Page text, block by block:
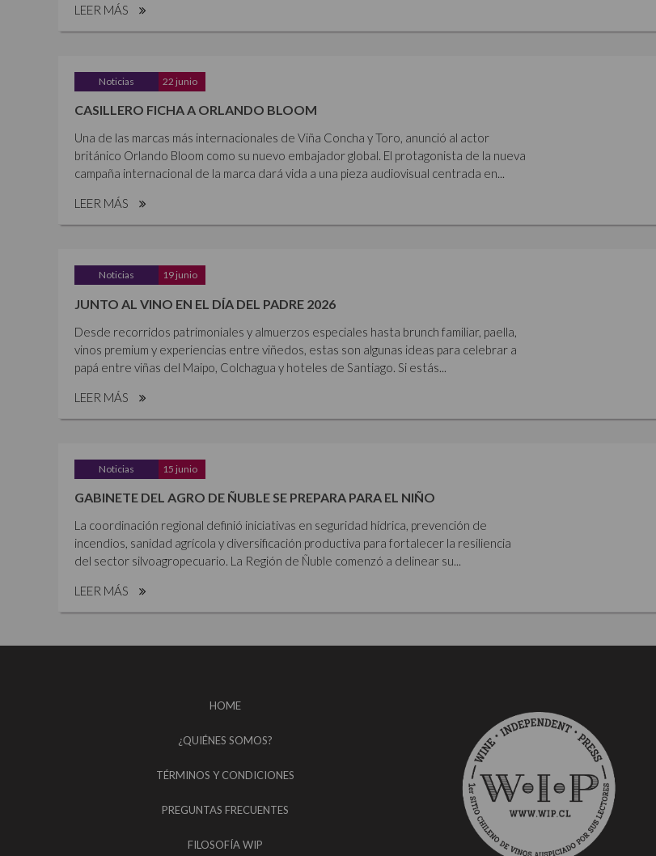
LEER MÁS
Noticias 22 junio
CASILLERO FICHA A ORLANDO BLOOM
Una de las marcas más internacionales de Viña Concha y Toro, anunció al actor
británico Orlando Bloom como su nuevo embajador global. El protagonista de la nueva
campaña internacional de la marca dará vida a una pieza audiovisual centrada en...
LEER MÁS
Noticias 19 junio
JUNTO AL VINO EN EL DÍA DEL PADRE 2026
Desde recorridos patrimoniales y almuerzos especiales hasta brunch familiar, paella,
vinos premium y experiencias entre viñedos, estas son algunas ideas para celebrar a
papá entre viñas del Maipo, Colchagua y hoteles de Santiago. Si estás...
LEER MÁS
Noticias 15 junio
GABINETE DEL AGRO DE ÑUBLE SE PREPARA PARA EL NIÑO
La coordinación regional definió iniciativas en seguridad hídrica, prevención de
incendios, sanidad agrícola y diversificación productiva para fortalecer la resiliencia
del sector silvoagropecuario. La Región de Ñuble comenzó a delinear su...
LEER MÁS
HOME
¿QUIÉNES SOMOS?
TÉRMINOS Y CONDICIONES
PREGUNTAS FRECUENTES
FILOSOFÍA WIP